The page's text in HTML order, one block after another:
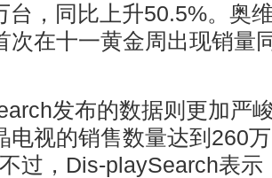
台，同比上升50.5%。奥
次在十一黄金周出现销量
发布的数据则更加严
电视的销售数量达到260
过，Dis-playSearch表示